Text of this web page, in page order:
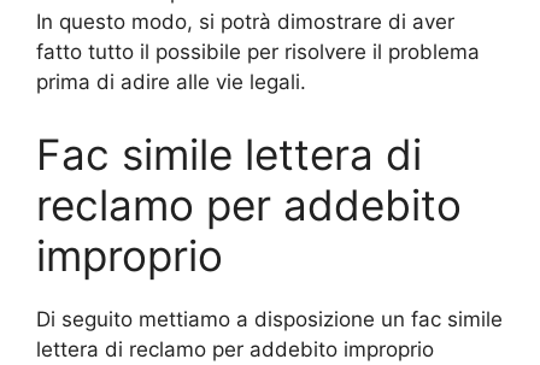
In questo modo, si potrà dimostrare di aver
fatto tutto il possibile per risolvere il problema
prima di adire alle vie legali.
Fac simile lettera di
reclamo per addebito
improprio
Di seguito mettiamo a disposizione un fac simile
lettera di reclamo per addebito improprio